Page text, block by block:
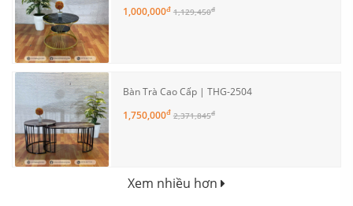
1,000,000đ 1,129,450đ
Bàn Trà Cao Cấp | THG-2504
1,750,000đ 2,371,845đ
Xem nhiều hơn